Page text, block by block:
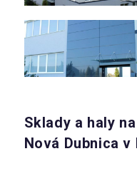
Sklady a haly
Nová Dubnica v